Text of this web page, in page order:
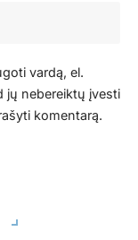
vardą, el.
jų nebereiktų įvesti
komentarą.